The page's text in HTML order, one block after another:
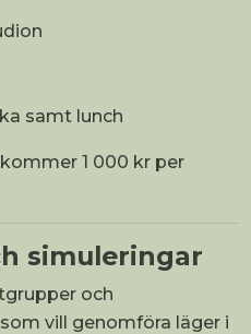
samt lunch
1 000 kr per
simuleringar
och
vill genomföra läger i